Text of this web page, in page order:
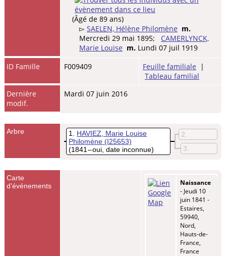
(Âgé de 89 ans)
▻ SAELEN, Hélène Philomène m.
Mercredi 29 mai 1895; CAMERLYNCK,
Marie Louise m. Lundi 07 juil 1919
ID Famille
F009409 Feuille familiale |
Tableau familial
Dernière
modif.
Mardi 07 juin 2016
Arbre 1
HAVIEZ, Marie Louise
Philomène (I25653)
(1841 – oui, date inconnue)
2
3
Carte
d'événements
Naissance
- Jeudi 10
juin 1841 -
Estaires,
59940,
Nord,
Hauts-de-
France,
France